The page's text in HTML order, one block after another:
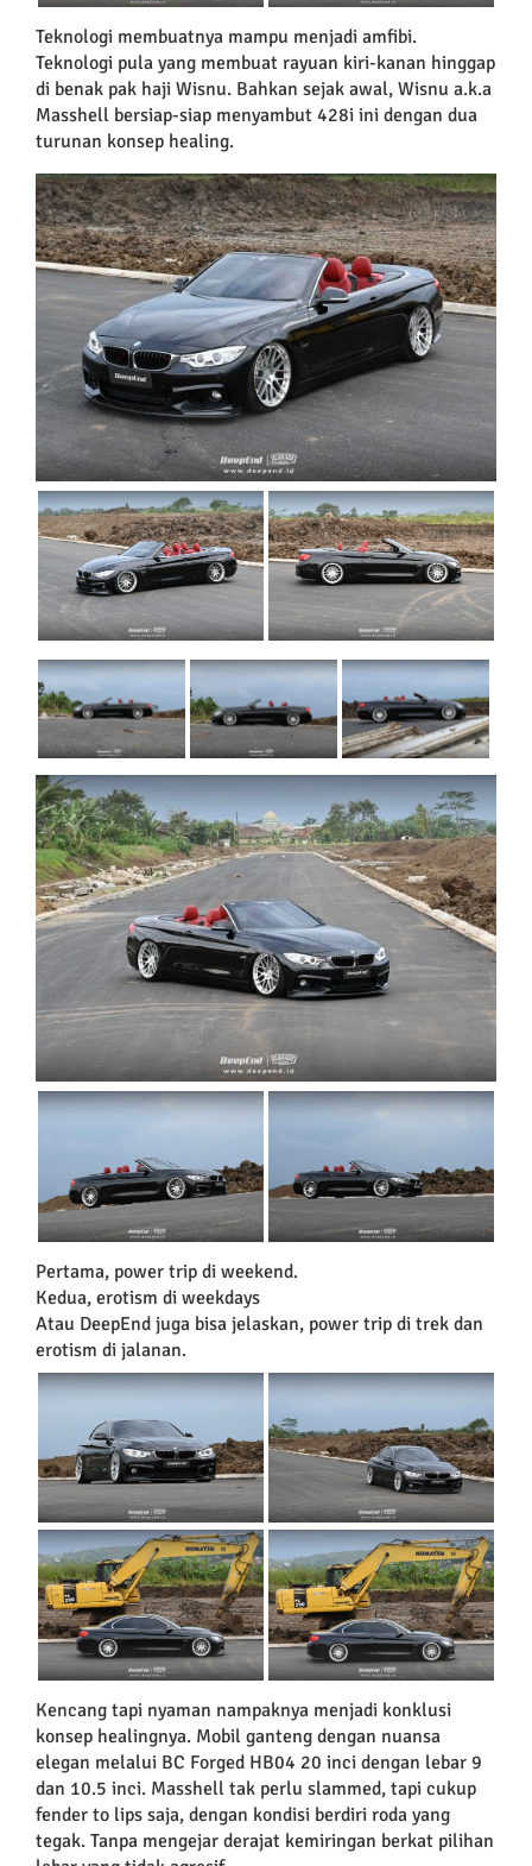
Teknologi membuatnya mampu menjadi amfibi.
Teknologi pula yang membuat rayuan kiri-kanan hinggap
di benak pak haji Wisnu. Bahkan sejak awal, Wisnu a.k.a
Masshell bersiap-siap menyambut 428i ini dengan dua
turunan konsep healing.
Pertama, power trip di weekend.
Kedua, erotism di weekdays
Atau DeepEnd juga bisa jelaskan, power trip di trek dan
erotism di jalanan.
Kencang tapi nyaman nampaknya menjadi konklusi
konsep healingnya. Mobil ganteng dengan nuansa
elegan melalui BC Forged HB04 20 inci dengan lebar 9
dan 10.5 inci. Masshell tak perlu slammed, tapi cukup
fender to lips saja, dengan kondisi berdiri roda yang
tegak. Tanpa mengejar derajat kemiringan berkat pilihan